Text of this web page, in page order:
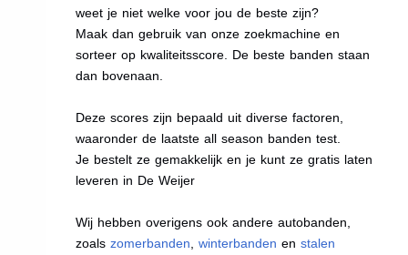
weet je niet welke voor jou de beste zijn?
Maak dan gebruik van onze zoekmachine en
sorteer op kwaliteitsscore. De beste banden staan
dan bovenaan.
Deze scores zijn bepaald uit diverse factoren,
waaronder de laatste all season banden test.
Je bestelt ze gemakkelijk en je kunt ze gratis laten
leveren in De Weijer
Wij hebben overigens ook andere autobanden,
zoalszomerbanden ,winterbanden enstalen